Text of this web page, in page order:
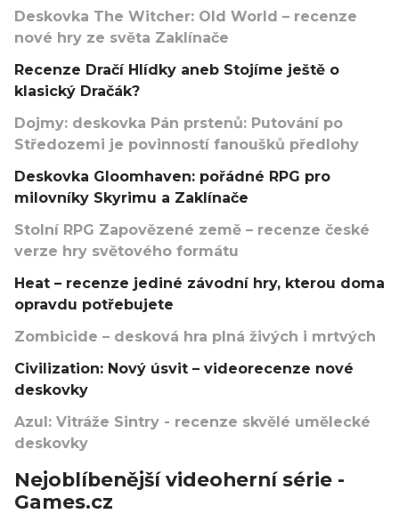
Deskovka The Witcher: Old World – recenze
nové hry ze světa Zaklínače
Recenze Dračí Hlídky aneb Stojíme ještě o
klasický Dračák?
Dojmy: deskovka Pán prstenů: Putování po
Středozemi je povinností fanoušků předlohy
Deskovka Gloomhaven: pořádné RPG pro
milovníky Skyrimu a Zaklínače
Stolní RPG Zapovězené země – recenze české
verze hry světového formátu
Heat – recenze jediné závodní hry, kterou doma
opravdu potřebujete
Zombicide – desková hra plná živých i mrtvých
Civilization: Nový úsvit – videorecenze nové
deskovky
Azul: Vitráže Sintry - recenze skvělé umělecké
deskovky
Nejoblíbenější videoherní série -
Games.cz